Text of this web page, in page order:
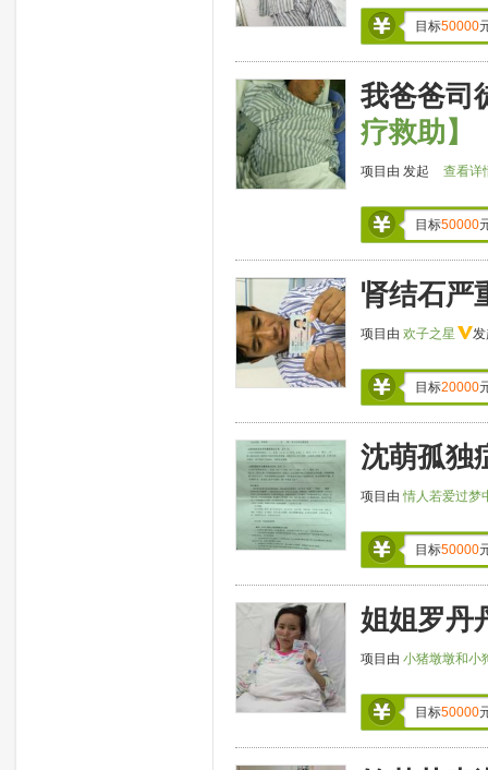
目标50000
我爸爸司
疗救助】
项目由 发起 查看详
目标50000
肾结石严
项目由 欢子之星
目标20000
沈萌孤独
项目由情人若爱过梦
目标50000
姐姐罗丹
项目由 小猪墩墩和小
目标50000